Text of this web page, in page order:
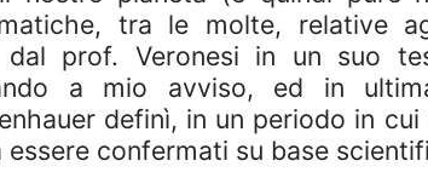
tra le molte, relative
dal prof. Veronesi in un suo
a mio avviso, ed in
definì, in un periodo in
essere confermati su base